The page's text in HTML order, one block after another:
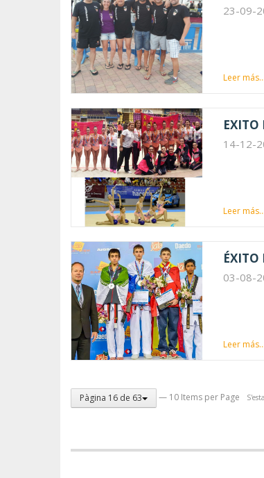
23-09-
Leer más...
EXITO
14-12-
Leer más...
ÉXITO
03-08-
Leer más...
Pàgina 16 de 63 — 10 Items per Page